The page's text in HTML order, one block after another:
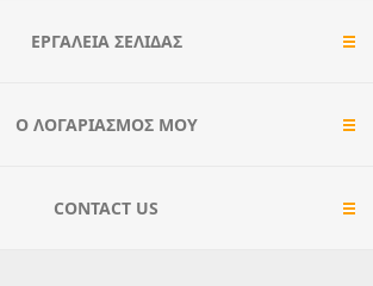
ΕΡΓΑΛΕΊΑ ΣΕΛΊΔΑΣ
Ο ΛΟΓΑΡΙΑΣΜΌΣ ΜΟΥ
CONTACT US